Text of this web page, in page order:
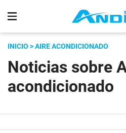
INICIO > AIRE ACONDICIONADO
Noticias sobre
acondicionado